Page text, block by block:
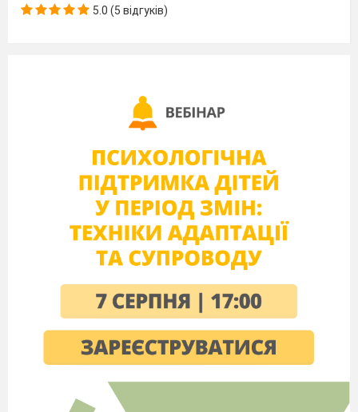
5.0 (5 відгуків)